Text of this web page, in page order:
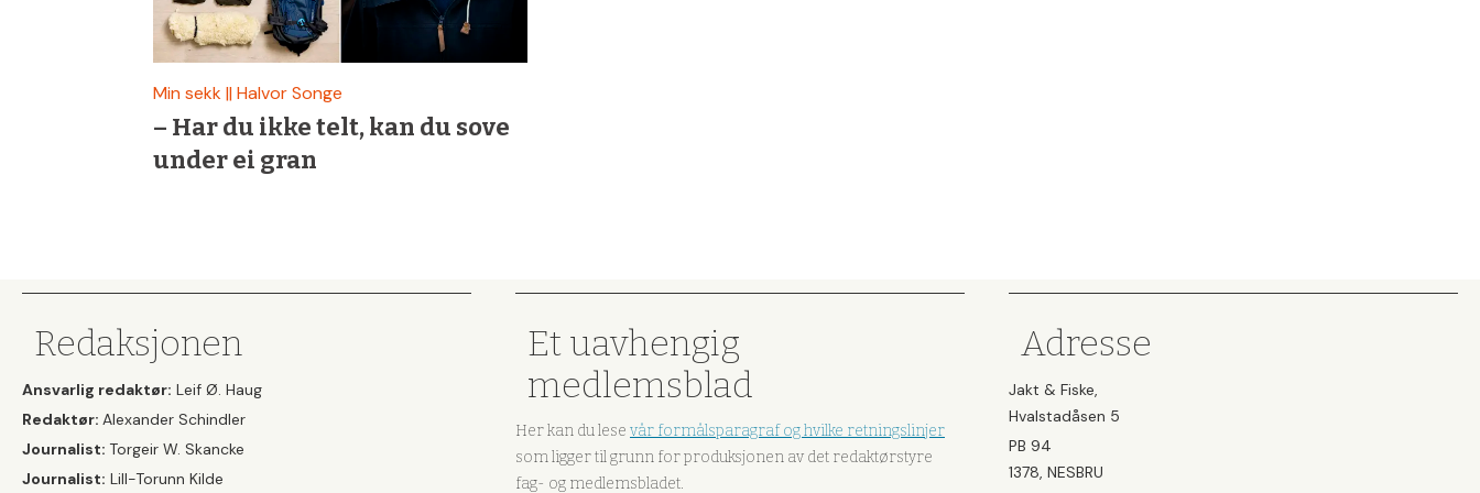
Min sekk || Halvor Songe
– Har du ikke telt, kan du sove
under ei gran
Redaksjonen
Ansvarlig redaktør: Leif Ø. Haug
Redaktør: Alexander Schindler
Journalist: Torgeir W. Skancke
Journalist: Lill-Torunn Kilde
Et uavhengig
medlemsblad
Her kan du lese vår formålsparagraf og hvilke retningslinjer
som ligger til grunn for produksjonen av det redaktørstyre
fag- og medlemsbladet.
Adresse
Jakt & Fiske,
Hvalstadåsen 5
PB 94
1378, NESBRU